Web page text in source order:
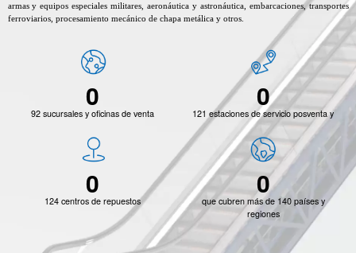
armas y equipos especiales militares, aeronáutica y astronáutica, embarcaciones, transportes
ferroviarios, procesamiento mecánico de chapa metálica y otros.
0
92 sucursales y oficinas de venta
0
121 estaciones de servicio posventa y
0
124 centros de repuestos
0
que cubren más de 140 países y
regiones